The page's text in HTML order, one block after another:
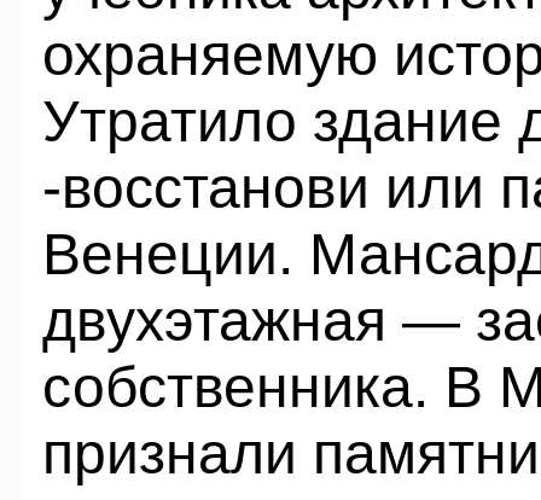
охраняемую
Утратило здание
-восстанови или
Венеции.
двухэтажная —
собственника. В
признали